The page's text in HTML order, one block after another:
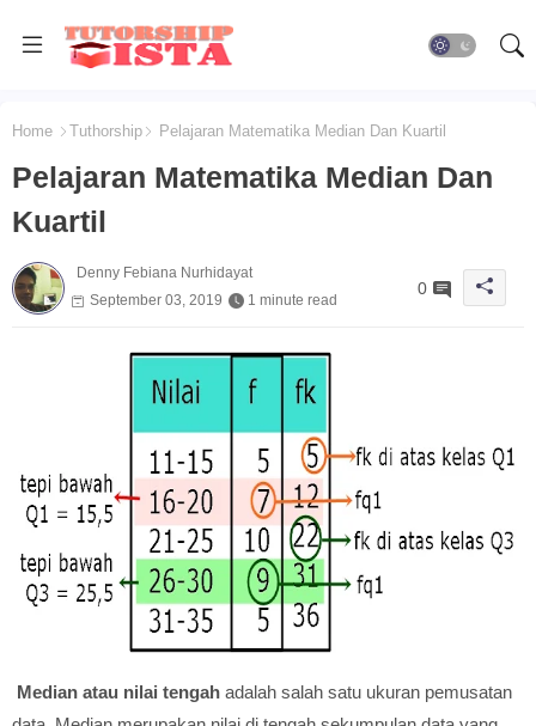
Home Tuthorship Pelajaran Matematika Median Dan Kuartil
Pelajaran Matematika Median Dan
Kuartil
Denny Febiana Nurhidayat
September 03, 2019
1 minute read
0
Median atau nilai tengah adalah salah satu ukuran pemusatan